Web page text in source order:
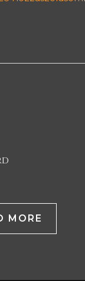
MORE